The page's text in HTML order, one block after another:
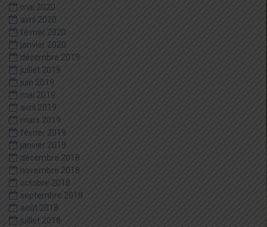
mai 2020
avril 2020
février 2020
janvier 2020
décembre 2019
juillet 2019
juin 2019
mai 2019
avril 2019
mars 2019
février 2019
janvier 2019
décembre 2018
novembre 2018
octobre 2018
septembre 2018
août 2018
juillet 2018